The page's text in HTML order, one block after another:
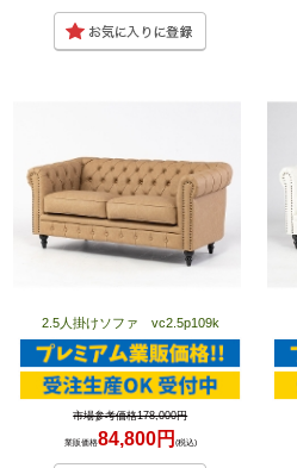
2.5人掛けソファ vc2.5p109k
市場参考価格178,000円
業販価格84,800円 (税込)